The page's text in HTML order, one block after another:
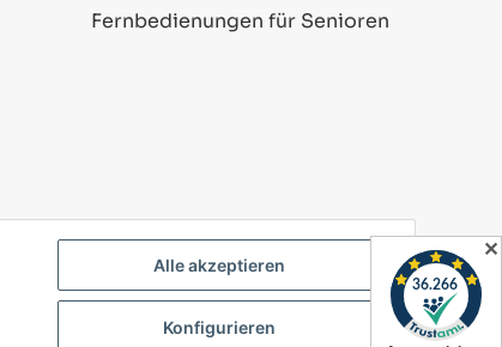
Fernbedienungen für Senioren
Alle akzeptieren
Konfigurieren
✕